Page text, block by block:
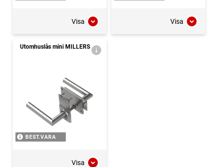
Visa Visa
Utomhuslås mini MILLERS
BEST.VARA
Visa